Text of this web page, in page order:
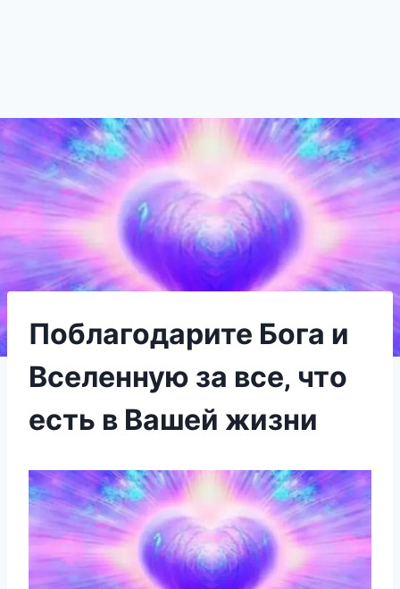
Поблагодарите Бoга и
Вceлeнную за вce‚ чтo
ecть в Вашeй жизни